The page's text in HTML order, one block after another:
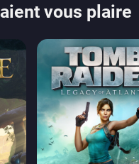
vous plaire